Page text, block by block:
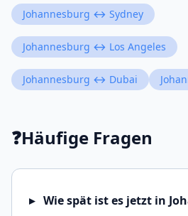
Johannesburg ↔ Sydney
Johannesburg ↔ Los Angeles
Johannesburg ↔ Dubai
❓Häufige Fragen
Wie spät ist es jetzt in